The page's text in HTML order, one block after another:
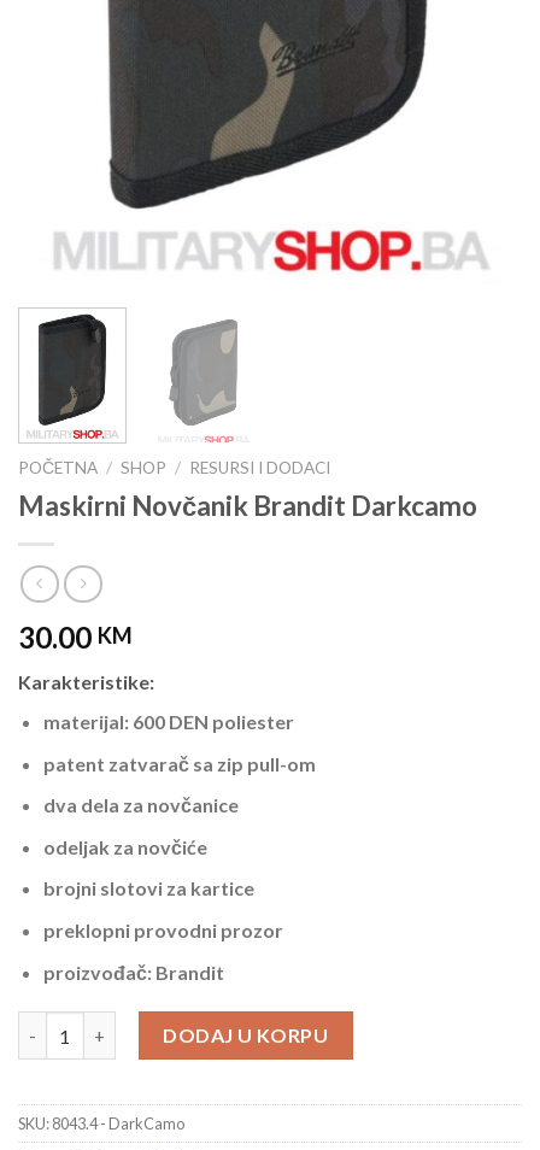
POČETNA / SHOP / RESURSI I DODACI
Maskirni Novčanik Brandit Darkcamo
30.00 KM
Karakteristike:
materijal: 600 DEN poliester
patent zatvarač sa zip pull-om
dva dela za novčanice
odeljak za novčiće
brojni slotovi za kartice
preklopni provodni prozor
proizvođač: Brandit
DODAJ U KORPU
SKU:8043.4 - DarkCamo